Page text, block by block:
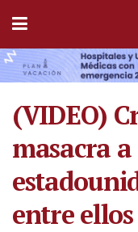
(VIDEO)
masacra
entre